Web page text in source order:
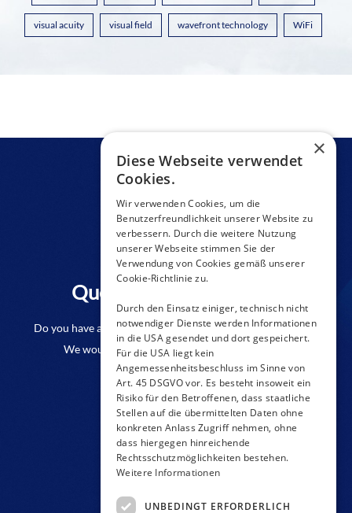
visual acuity visual field wavefront technology WiFi
Questions to a product?
Do you have any questions or require further information?
We would be pleased if you send us an inquiry.
CONTACT FORM
×
Diese Webseite verwendet
Cookies.
Wir verwenden Cookies, um die
Benutzerfreundlichkeit unserer Website zu
verbessern. Durch die weitere Nutzung
unserer Webseite stimmen Sie der
Verwendung von Cookies gemäß unserer
Cookie-Richtlinie zu.
Durch den Einsatz einiger, technisch nicht
notwendiger Dienste werden Informationen
in die USA gesendet und dort gespeichert.
Für die USA liegt kein
Angemessenheitsbeschluss im Sinne von
Art. 45 DSGVO vor. Es besteht insoweit ein
Risiko für den Betroffenen, dass staatliche
Stellen auf die übermittelten Daten ohne
konkreten Anlass Zugriff nehmen, ohne
dass hiergegen hinreichende
Rechtsschutzmöglichkeiten bestehen.
Weitere Informationen
UNBEDINGT ERFORDERLICH